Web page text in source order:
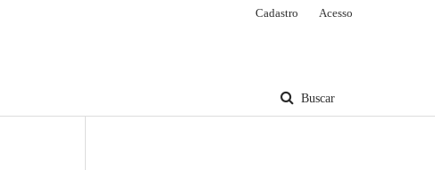
Buscar
Cadastro Acesso